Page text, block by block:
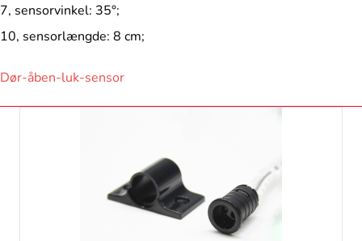
7, sensorvinkel: 35°;
10, sensorlængde: 8 cm;
Dør-åben-luk-sensor